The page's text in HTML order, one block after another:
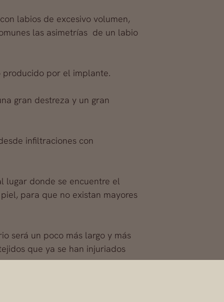
labios de excesivo volumen,
las asimetrías de un labio
producido por el implante.
gran destreza y un gran
infiltraciones con
lugar donde se encuentre el
para que no existan mayores
será un poco más largo y más
que ya se han injuriados